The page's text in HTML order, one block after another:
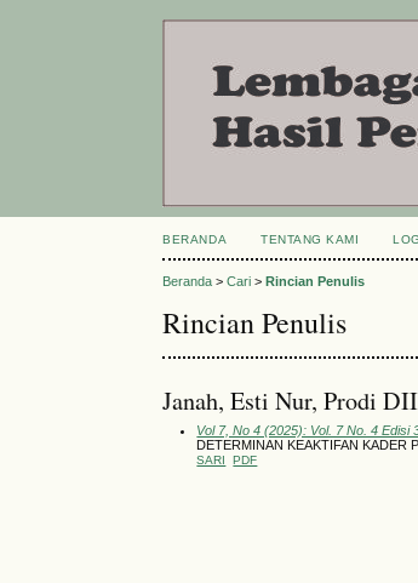
BERANDA TENTANG KAMI
Beranda >Cari >Rincian Penulis
Rincian Penulis
Janah, Esti Nur, Prodi
Vol 7, No 4 (2025): Vol. 7 No. 4 Edisi
DETERMINAN KEAKTIFAN KADER
SARI PDF